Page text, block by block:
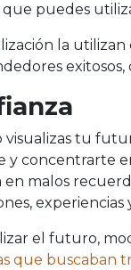
puedes
la
visualizas tu
y concentrarte
malos
experiencias
el futuro,
que buscaban